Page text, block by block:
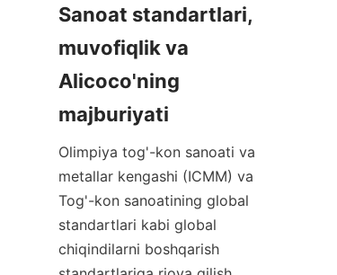
Sanoat standartlari,
muvofiqlik va
Alicoco'ning
Olimpiya tog'-kon sanoati va
metallar kengashi (ICMM) va
Tog'-kon sanoatining global
standartlari kabi global
chiqindilarni boshqarish